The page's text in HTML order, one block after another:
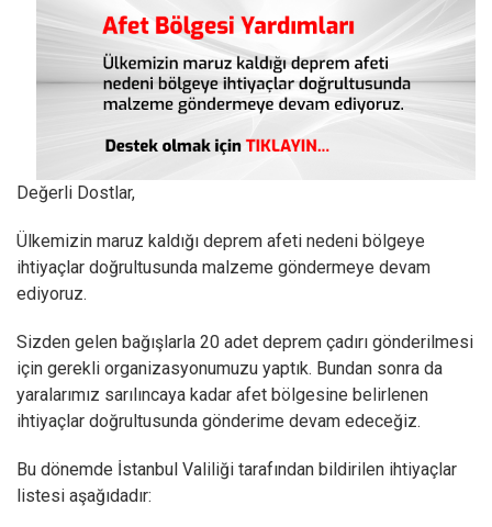
Değerli Dostlar,
Ülkemizin maruz kaldığı deprem afeti nedeni bölgeye
ihtiyaçlar doğrultusunda malzeme göndermeye devam
ediyoruz.
Sizden gelen bağışlarla 20 adet deprem çadırı gönderilmesi
için gerekli organizasyonumuzu yaptık. Bundan sonra da
yaralarımız sarılıncaya kadar afet bölgesine belirlenen
ihtiyaçlar doğrultusunda gönderime devam edeceğiz.
Bu dönemde İstanbul Valiliği tarafından bildirilen ihtiyaçlar
listesi aşağıdadır: